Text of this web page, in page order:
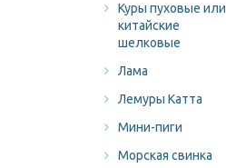
Куры пуховые или
китайские
шелковые
Лама
Лемуры Катта
Мини-пиги
Морская свинка